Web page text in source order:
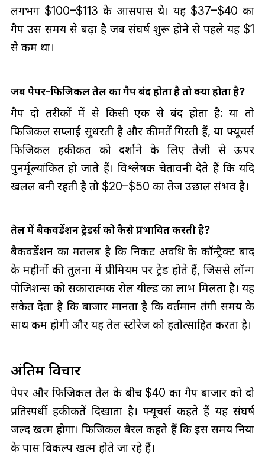
लगभग $100–$113 के आसपास थे। यह $37–$40 का
गैप उस समय से बढ़ा है जब संघर्ष शुरू होने से पहले यह $1
से कम था।
जब पेपर-फिजिकल तेल का गैप बंद होता है तो क्या होता है?
गैप दो तरीकों में से किसी एक से बंद होता है: या तो
फिजिकल सप्लाई सुधरती है और कीमतें गिरती हैं, या फ्यूचर्स
फिजिकल हकीकत को दर्शाने के लिए तेज़ी से ऊपर
पुनर्मूल्यांकित हो जाते हैं। विश्लेषक चेतावनी देते हैं कि यदि
खलल बनी रहती है तो $20–$50 का तेज उछाल संभव है।
तेल में बैकवर्डेशन ट्रेडर्स को कैसे प्रभावित करती है?
बैकवर्डेशन का मतलब है कि निकट अवधि के कॉन्ट्रैक्ट बाद
के महीनों की तुलना में प्रीमियम पर ट्रेड होते हैं, जिससे लॉन्ग
पोजिशन्स को सकारात्मक रोल यील्ड का लाभ मिलता है। यह
संकेत देता है कि बाजार मानता है कि वर्तमान तंगी समय के
साथ कम होगी और यह तेल स्टोरेज को हतोत्साहित करता है।
अंतिम विचार
पेपर और फिजिकल तेल के बीच $40 का गैप बाजार को दो
प्रतिस्पर्धी हकीकतें दिखाता है। फ्यूचर्स कहते हैं यह संघर्ष
जल्द खत्म होगा। फिजिकल बैरल कहते हैं कि इस समय दुनिया
के पास विकल्प खत्म होते जा रहे हैं।